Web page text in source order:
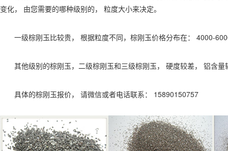
变化， 由您需要的哪种级别的， 粒度大小来决定。
一级棕刚玉比较贵， 根据粒度不同，棕刚玉价格分布在： 4000-
其他级别的棕刚玉，二级棕刚玉和三级棕刚玉， 硬度较差， 铝含量
具体的棕刚玉报价， 请微信或者电话联系： 15890150757